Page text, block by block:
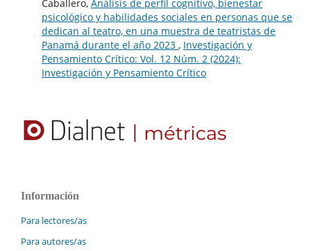
Caballero, Análisis de perfil cognitivo, bienestar
psicológico y habilidades sociales en personas que se
dedican al teatro, en una muestra de teatristas de
Panamá durante el año 2023 , Investigación y
Pensamiento Crítico: Vol. 12 Núm. 2 (2024):
Investigación y Pensamiento Crítico
Información
Para lectores/as
Para autores/as